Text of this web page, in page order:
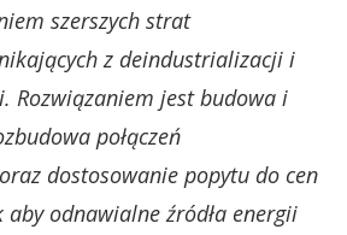
szerszych strat
z deindustrializacji i
Rozwiązaniem jest budowa i
połączeń
dostosowanie popytu do cen
odnawialne źródła energii